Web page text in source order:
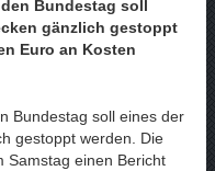
Bundestag soll
gänzlich gestoppt
Euro an Kosten
Bundestag soll eines der
gestoppt werden. Die
Samstag einen Bericht